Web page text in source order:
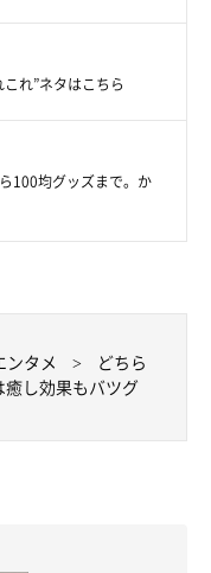
れ”ネタはこちら
100均グッズまで。か
ンタメ
どちら
し効果もバツグ